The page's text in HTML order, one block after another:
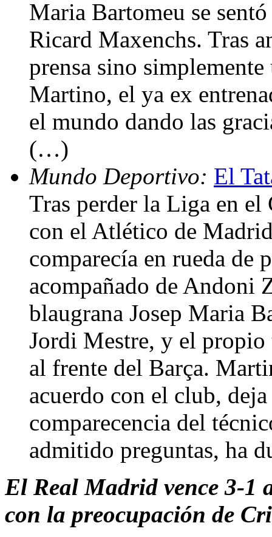
Maria Bartomeu se
Ricard Maxenchs. Tras
prensa sino
Martino, el ya ex
el mundo dando las
(…)
Mundo Deportivo: El
Tras perder la Liga en el
con el Atlético de
comparecía en rueda de
acompañado de Andoni
blaugrana Josep Maria
Jordi Mestre, y el propio
al frente del Barça.
acuerdo con el club,
comparecencia del
admitido preguntas, ha
El Real Madrid vence 3-1
con la preocupación de